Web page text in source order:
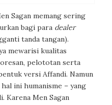
Sagan memang sering
bagi para dealer
tanda tangan).
mewarisi kualitas
pelototan serta
versi Affandi. Namun
ini humanisme – yang
Karena Men Sagan